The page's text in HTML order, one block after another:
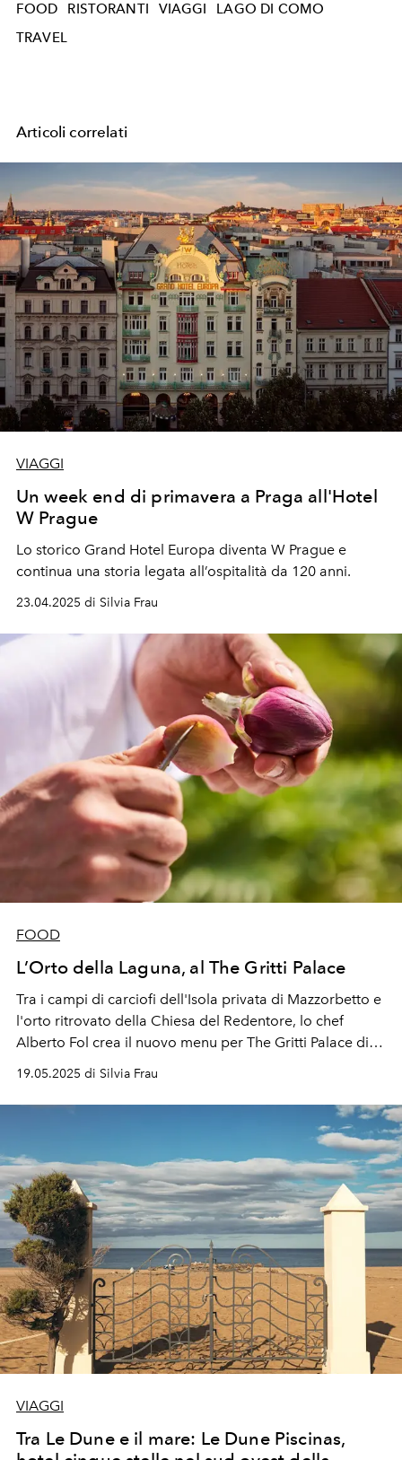
FOOD RISTORANTI VIAGGI
LAGO DI COMO
TRAVEL
Articoli correlati
VIAGGI
Un week end di primavera a Praga all'Hotel
W Prague
Lo storico Grand Hotel Europa diventa W Prague e
continua una storia legata all’ospitalità da 120 anni.
23.04.2025 di Silvia Frau
FOOD
L’Orto della Laguna, al The Gritti Palace
Tra i campi di carciofi dell'Isola privata di Mazzorbetto e
l'orto ritrovato della Chiesa del Redentore, lo chef
Alberto Fol crea il nuovo menu per The Gritti Palace di
19.05.2025 di Silvia Frau
VIAGGI
Tra Le Dune e il mare: Le Dune Piscinas,